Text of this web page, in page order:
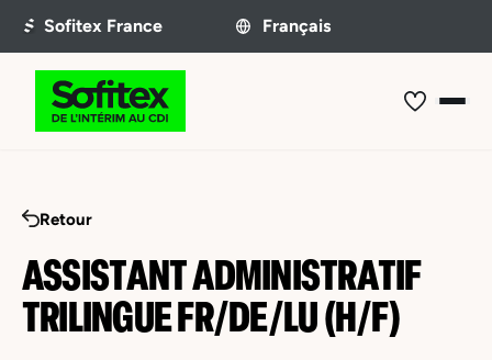
Retour
ASSISTANT ADMINISTRATIF
TRILINGUE FR/DE/LU (H/F)